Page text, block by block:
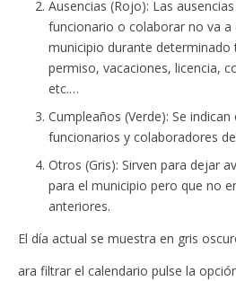
Ausencias (Rojo): Las
funcionario o colaborar no va a
municipio durante
permiso, vacaciones, licencia,
etc.…
Cumpleaños (Verde): Se
funcionarios y colaboradores
Otros (Gris): Sirven para dejar
para el municipio pero que no
anteriores.
El día actual se muestra en gris
ara filtrar el calendario pulse la